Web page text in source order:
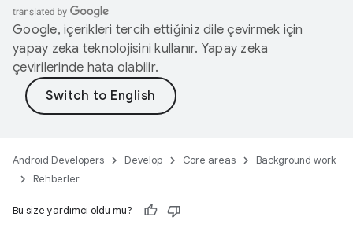
Google, içerikleri tercih ettiğiniz dile çevirmek için
yapay zeka teknolojisini kullanır. Yapay zeka
çevirilerinde hata olabilir.
Android Developers Develop Core areas
Background work
Rehberler
Bu size yardımcı oldu mu?